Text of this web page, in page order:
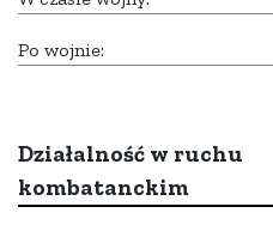
Po wojnie:
Działalność w ruchu
kombatanckim